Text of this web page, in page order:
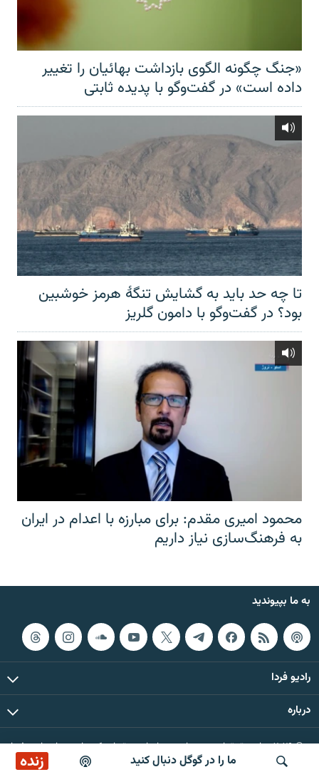
ما را در گوگل دنبال کنید زنده پخش آنلاین
«جنگ چگونه الگوی بازداشت بهائیان را تغییر
داده است» در گفت‌وگو با پدیده ثابتی
تا چه حد باید به گشایش تنگهٔ هرمز خوشبین
بود؟ در گفت‌وگو با دامون گلریز
محمود امیری مقدم: برای مبارزه با اعدام در ایران
به فرهنگ‌سازی نیاز داریم
به ما بپیوندید
رادیو فردا
درباره
© ۲۰۲۶ تمام حقوق این وب‌سایت، بر اساس مقررات کپی‌رایت، برای رادیو فردا
محفوظ است.